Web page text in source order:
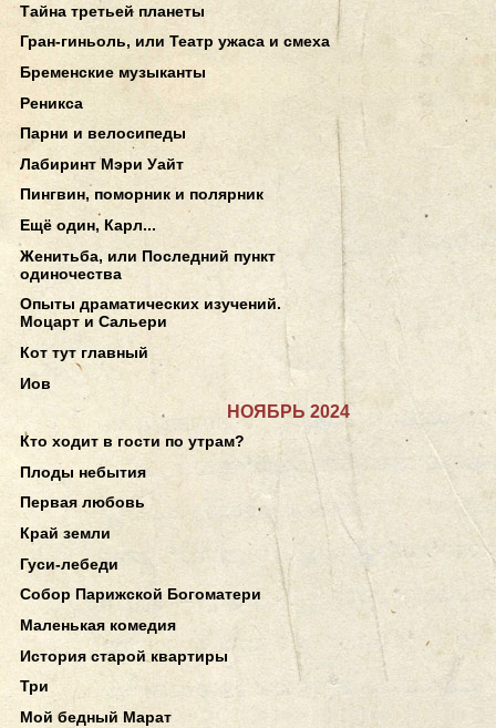
Тайна третьей планеты
Гран-гиньоль, или Театр ужаса и смеха
Бременские музыканты
Реникса
Парни и велосипеды
Лабиринт Мэри Уайт
Пингвин, поморник и полярник
Ещё один, Карл...
Женитьба, или Последний пункт
одиночества
Опыты драматических изучений.
Моцарт и Сальери
Кот тут главный
Иов
НОЯБРЬ 2024
Кто ходит в гости по утрам?
Плоды небытия
Первая любовь
Край земли
Гуси-лебеди
Собор Парижской Богоматери
Маленькая комедия
История старой квартиры
Три
Мой бедный Марат